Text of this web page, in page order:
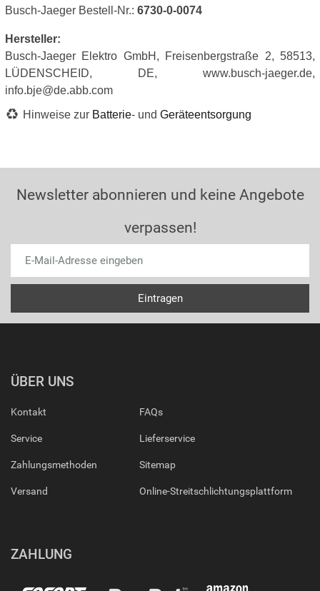
Busch-Jaeger Bestell-Nr.: 6730-0-0074
Hersteller:
Busch-Jaeger Elektro GmbH, Freisenbergstraße 2, 58513,
LÜDENSCHEID, DE, www.busch-jaeger.de,
info.bje@de.abb.com
Hinweise zur Batterie- und Geräteentsorgung
Newsletter abonnieren und keine Angebote
verpassen!
ÜBER UNS
Kontakt
Service
Zahlungsmethoden
Versand
FAQs
Lieferservice
Sitemap
Online-Streitschlichtungsplattform
ZAHLUNG